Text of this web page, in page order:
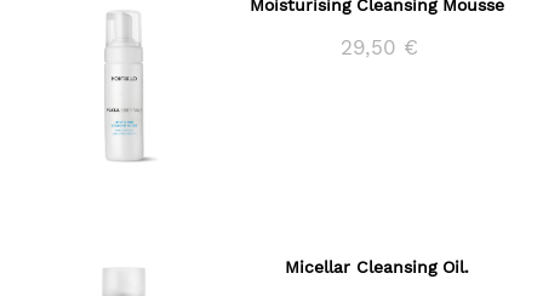
Moisturising Cleansing Mousse
29,50 €
Micellar Cleansing Oil.